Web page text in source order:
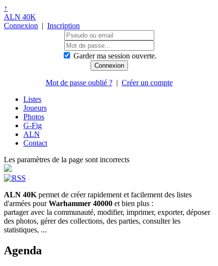
↑
ALN 40K
Connexion | Inscription
Garder ma session ouverte.
Mot de passe oublié ?| Créer un compte
Listes
Joueurs
Photos
G-Fig
ALN
Contact
Les paramètres de la page sont incorrects
ALN 40K permet de créer rapidement et facilement des listes
d'armées pourWarhammer 40000 et bien plus :
partager avec la communauté, modifier, imprimer, exporter, déposer
des photos, gérer des collections, des parties, consulter les
statistiques, ...
Agenda